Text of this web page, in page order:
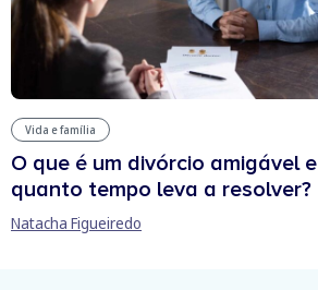
Vida e família
O que é um divórcio amigável e
quanto tempo leva a resolver?
Natacha Figueiredo